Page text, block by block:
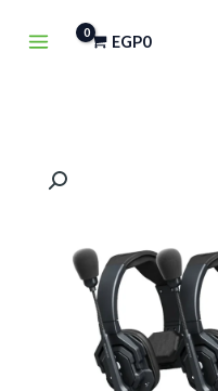
EGP0
هو:
EGP25,000.